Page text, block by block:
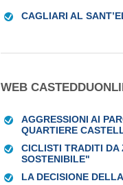
CAGLIARI AL
WEB
AGGRESSIONI AI
QUARTIERE
CICLISTI TRADITI DA
SOSTENIBILE"
LA DECISIONE